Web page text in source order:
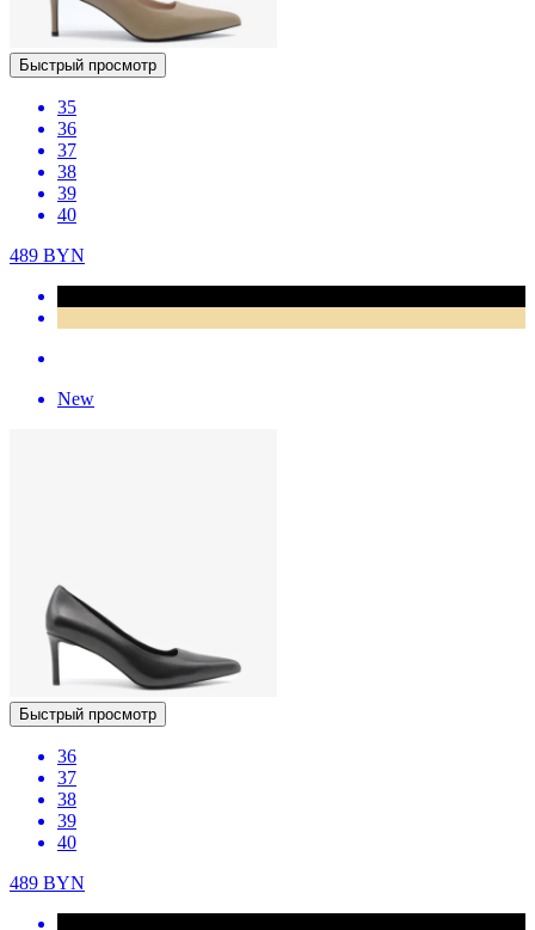
Быстрый просмотр
35
36
37
38
39
40
489 BYN
New
Быстрый просмотр
36
37
38
39
40
489 BYN